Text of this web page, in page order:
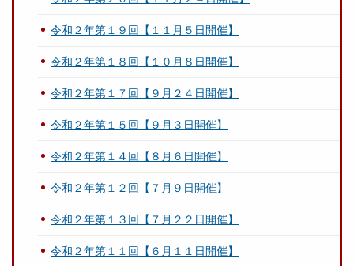
令和２年第１９回【１１月５日開催】
令和２年第１８回【１０月８日開催】
令和２年第１７回【９月２４日開催】
令和２年第１５回【９月３日開催】
令和２年第１４回【８月６日開催】
令和２年第１２回【７月９日開催】
令和２年第１３回【７月２２日開催】
令和２年第１１回【６月１１日開催】